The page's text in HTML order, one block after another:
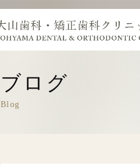
ブログ
Blog